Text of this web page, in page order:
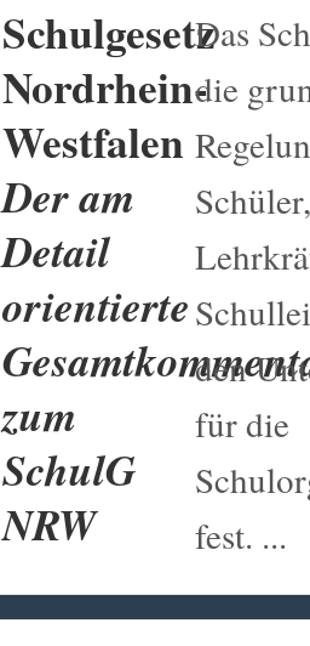
Schulgesetz
Nordrhein-
Westfalen
Der am
Detail
orientierte
zum
SchulG
NRW
Das
die
den
für die
fest. ...